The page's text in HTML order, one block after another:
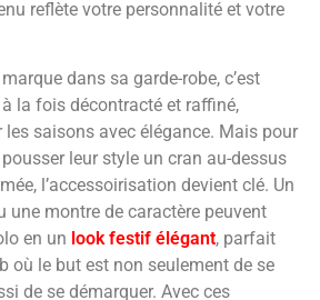
reflète votre personnalité et votre
dans sa garde-robe, c’est
la fois décontracté et raffiné,
les saisons avec élégance. Mais pour
leur style un cran au-dessus
l’accessoirisation devient clé. Un
une montre de caractère peuvent
en un look festif élégant, parfait
où le but est non seulement de se
de se démarquer. Avec ces